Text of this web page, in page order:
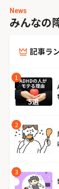
News
みんなの
記事ラ